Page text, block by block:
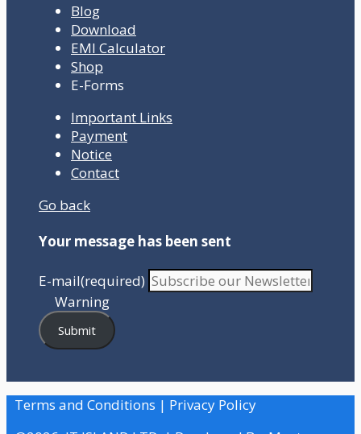
Blog
Download
EMI Calculator
Shop
E-Forms
Important Links
Payment
Notice
Contact
Go back
Your message has been sent
E-mail(required)
Warning
Submit
Terms and Conditions | Privacy Policy